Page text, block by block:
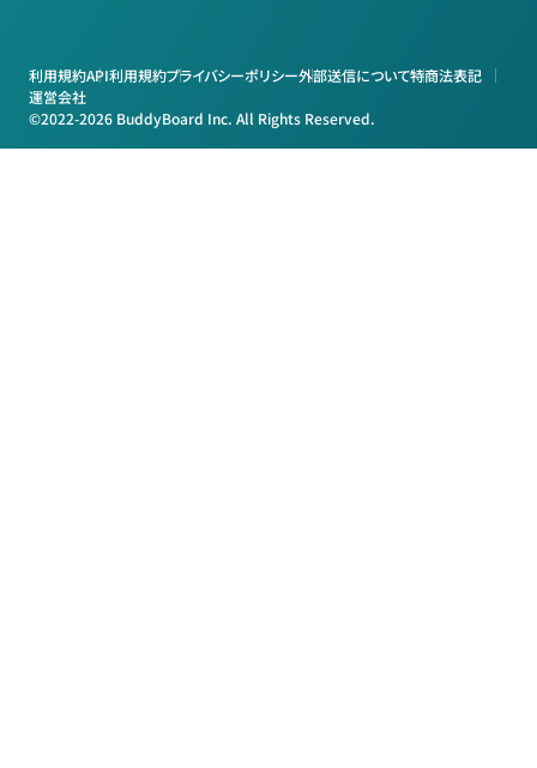
利用規約API利用規約プライバシーポリシー外部送信について特商法表記
運営会社
©2022-2026 BuddyBoard Inc. All Rights Reserved.